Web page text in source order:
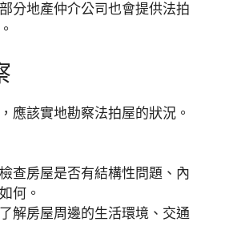
分地產仲介公司也會提供法拍
應該實地勘察法拍屋的狀況。
查房屋是否有結構性問題、內
何。
解房屋周邊的生活環境、交通